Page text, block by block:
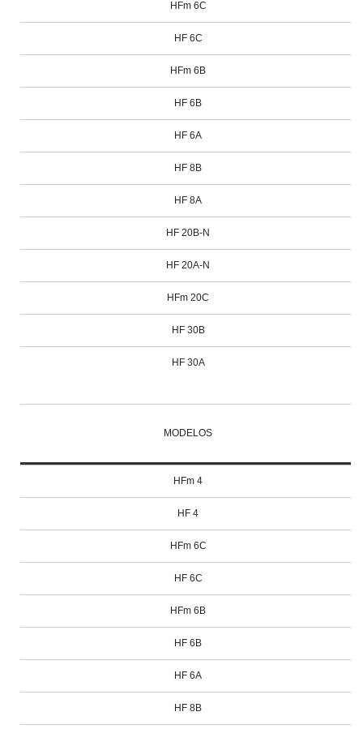
HFm 6C
HF 6C
HFm 6B
HF 6B
HF 6A
HF 8B
HF 8A
HF 20B-N
HF 20A-N
HFm 20C
HF 30B
HF 30A
MODELOS
HFm 4
HF 4
HFm 6C
HF 6C
HFm 6B
HF 6B
HF 6A
HF 8B